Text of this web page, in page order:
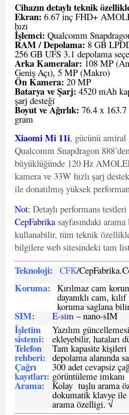
Cihazın detaylı teknik
Ekran: 6.67 inç FHD+
hızı
İşlemci: Qualcomm
RAM / Depolama: 8 GB
256 GB UFS 3.1 depolama
Arka Kameralar: 108 MP
Geniş Açı), 5 MP (Makro)
Ön Kamera: 20 MP
Batarya ve Şarj: 4520 mAh
şarj desteği
Boyut ve Ağırlık: 76.4 x
gram
Xiaomi Mi 11i, gücünü
Qualcomm Snapdragon
büyüklüğünde 120 Hz
kamera ve 33W hızlı şarj
ile donatılmış yüksek
Not: Detaylı performans
CepFabrika sayfasındaki
kullanabilir, tüm teknik
bilgilere web sitesindeki tam
Teknoloji: CFK/
Koruma: Kırılmaz cam
dayanıklı cam,
koruma saglana
SIM: E-sim – nano-sIM
İşletim
sistemi:
Yazılım
ekleyebilir, hataları
Telefon
rehberi:
Tam kapasite kişileri
depolama alanında
Çağrı
kayıtları:
300 adet cevapsiz
görüntüleme imkanı
Arama: Kolay tuşlu arama
dokumatik klavye
arama özelligi. √